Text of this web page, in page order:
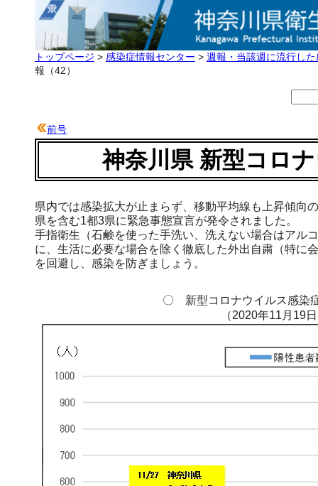
トップページ > 感染症情報センター > 週報・当該週に流行し
報（42）
前号
神奈川県 新型コロ
県内では感染拡大が止まらず、移動平均線も上昇傾向
県を含む1都3県に緊急事態宣言が発令されました。
手指衛生（石鹸を使った手洗い、洗えない場合はアル
に、生活に必要な場合を除く徹底した外出自粛（特に
を回避し、感染を防ぎましょう。
〇 新型コロナウイルス感染
（2020年11月19